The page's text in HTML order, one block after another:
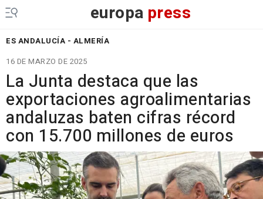
europa press
ES ANDALUCÍA - ALMERÍA
16 DE MARZO DE 2025
La Junta destaca que las
exportaciones agroalimentarias
andaluzas baten cifras récord
con 15.700 millones de euros